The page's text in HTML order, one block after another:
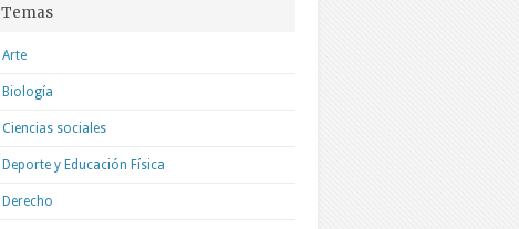
Temas
Arte
Biología
Ciencias sociales
Deporte y Educación Física
Derecho